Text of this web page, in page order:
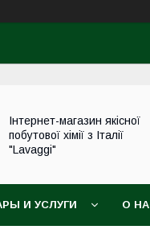
Інтернет-магазин якісної
побутової хімії з Італії
"Lavaggi"
И УСЛУГИ О